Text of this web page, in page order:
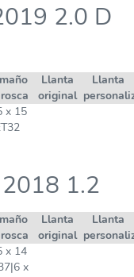
2.0 D
Llanta
original
Llanta
x 15
1.2
Llanta
original
Llanta
x 14
x